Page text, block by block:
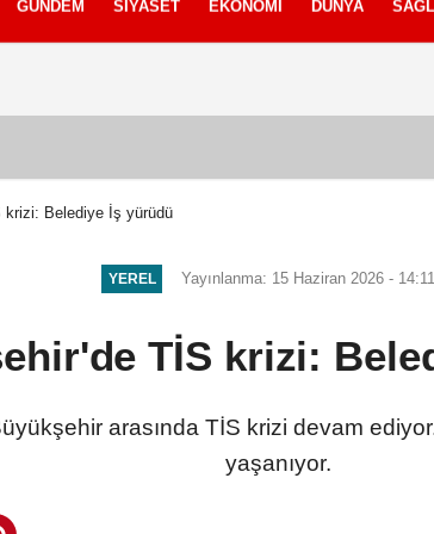
GÜNDEM SIYASET EKONOMI DÜNYA
krizi: Belediye İş yürüdü
YEREL Yayınlanma: 15 Haziran 2026 - 14:11
TİS krizi:
arasında TİS krizi devam
yaşanıyor.